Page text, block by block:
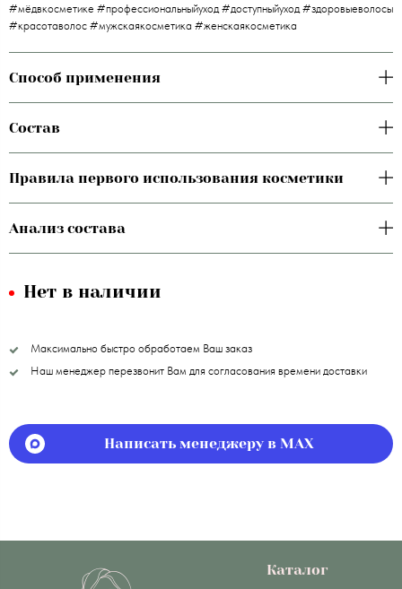
#мёдвкосметике #профессиональныйуход #доступныйуход #здоровыеволосы
#красотаволос #мужскаякосметика #женскаякосметика
Способ применения
Состав
Правила первого использования косметики
Анализ состава
Нет в наличии
Максимально быстро обработаем Ваш заказ
Наш менеджер перезвонит Вам для согласования времени доставки
Написать менеджеру в MAX
Каталог